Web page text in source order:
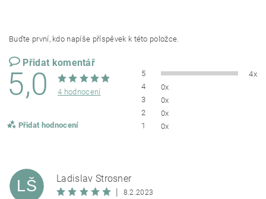
Buďte první, kdo napíše příspěvek k této položce.
Přidat komentář
5,0 4 hodnocení
Přidat hodnocení
5
4x
4
0x
3
0x
2
0x
1
0x
LŠ
Ladislav Štrosner
|
8.2.2023